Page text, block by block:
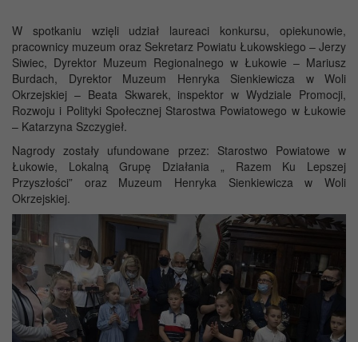
W spotkaniu wzięli udział laureaci konkursu, opiekunowie,
pracownicy muzeum oraz Sekretarz Powiatu Łukowskiego – Jerzy
Siwiec, Dyrektor Muzeum Regionalnego w Łukowie – Mariusz
Burdach, Dyrektor Muzeum Henryka Sienkiewicza w Woli
Okrzejskiej – Beata Skwarek, inspektor w Wydziale Promocji,
Rozwoju i Polityki Społecznej Starostwa Powiatowego w Łukowie
– Katarzyna Szczygieł.
Nagrody zostały ufundowane przez: Starostwo Powiatowe w
Łukowie, Lokalną Grupę Działania „ Razem Ku Lepszej
Przyszłości” oraz Muzeum Henryka Sienkiewicza w Woli
Okrzejskiej.